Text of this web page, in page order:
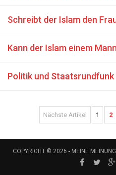
Nächste Artikel 1 2
COPYRIGHT © 2026 - MEINE MEINUNG